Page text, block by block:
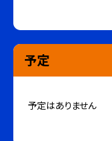
予定
予定はありません